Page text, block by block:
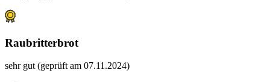
Raubritterbrot
sehr gut (geprüft am 07.11.2024)